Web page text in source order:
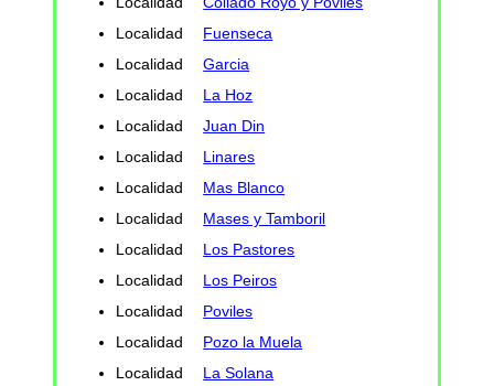
Localidad
Fuenseca
Localidad
Garcia
Localidad
La Hoz
Localidad
Juan Din
Localidad
Linares
Localidad
Mas Blanco
Localidad
Mases y Tamboril
Localidad
Los Pastores
Localidad
Los Peiros
Localidad
Poviles
Localidad
Pozo la Muela
Localidad
La Solana